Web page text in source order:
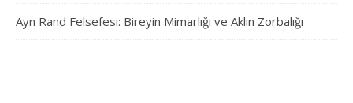
Ayn Rand Felsefesi: Bireyin Mimarlığı ve Aklın Zorbalığı